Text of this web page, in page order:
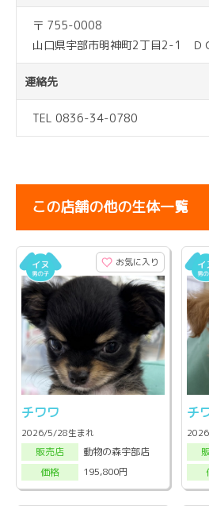
〒 755-0008
山口県宇部市明神町2丁目2-1 Ｄ
連絡先
TEL 0836-34-0780
この店舗の他の生体一覧
お気に入り
チワワ
2026/5/28生まれ
販売店
動物の森宇部店
価格
195,800円
チ